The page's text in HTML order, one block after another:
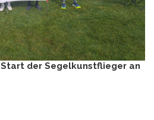
der Segelkunstflieger an